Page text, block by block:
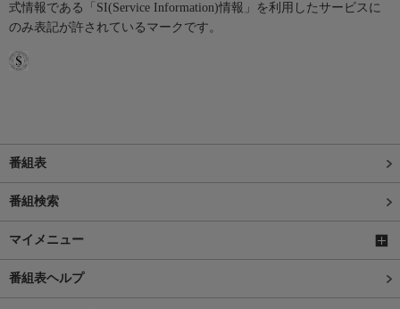
式情報である「SI(Service Information)情報」を利用したサービスに
のみ表記が許されているマークです。
番組表
番組検索
マイメニュー
番組表ヘルプ